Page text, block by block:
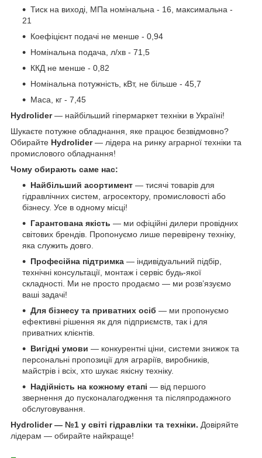
Тиск на виході, МПа номінальна - 16, максимальна -
21
Коефіцієнт подачі не менше - 0,94
Номінальна подача, л/хв - 71,5
ККД не менше - 0,82
Номінальна потужність, кВт, не більше - 45,7
Маса, кг - 7,45
Hydrolider— найбільший гіпермаркет техніки в Україні!
Шукаєте потужне обладнання, яке працює безвідмовно?
Обирайте Hydrolider— лідера на ринку аграрної техніки та
промислового обладнання!
Чому обирають саме нас:
Найбільший асортимент — тисячі товарів для
гідравлічних систем, агросектору, промисловості або
бізнесу. Усе в одному місці!
Гарантована якість — ми офіційні дилери провідних
світових брендів. Пропонуємо лише перевірену техніку,
яка служить довго.
Професійна підтримка — індивідуальний підбір,
технічні консультації, монтаж і сервіс будь-якої
складності. Ми не просто продаємо — ми розв’язуємо
ваші задачі!
Для бізнесу та приватних осіб — ми пропонуємо
ефективні рішення як для підприємств, так і для
приватних клієнтів.
Вигідні умови — конкурентні ціни, системи знижок та
персональні пропозиції для аграріїв, виробників,
майстрів і всіх, хто шукає якісну техніку.
Надійність на кожному етапі — від першого
звернення до пусконалагодження та післяпродажного
обслуговування.
Hydrolider — №1 у світі гідравліки та техніки. Довіряйте
лідерам — обирайте найкраще!